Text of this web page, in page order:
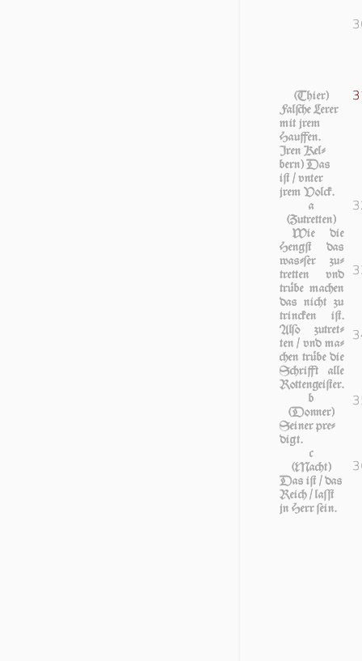
(Thier)
Falſche Lerer
mit jrem
Hau­ffen.
Iren Kel­
bern) Das
iſt / vn­ter
jrem Volck.
a
(Zutretten)
Wie die
Hengſt das
waſ­ſer zu­
tret­ten vnd
trü­be ma­chen
das nicht zu
trin­cken iſt.
Al­ſo zu­tret­
ten / vnd ma­
chen trü­be die
Schrifft al­le
Rot­ten­gei­ſter.
b
(Donner)
Seiner pre­
digt.
c
(Macht)
Das iſt / das
Reich / laſſt
jn Herr ſein.